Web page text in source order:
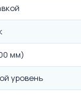
мм)
уровень